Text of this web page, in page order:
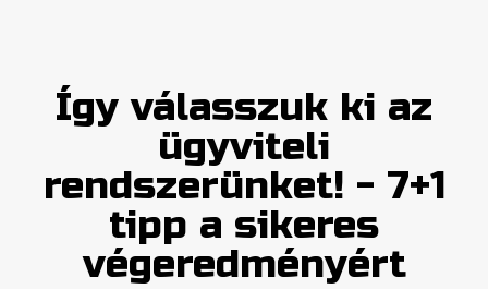
Így válasszuk ki az
ügyviteli
rendszerünket! - 7+1
tipp a sikeres
végeredményért